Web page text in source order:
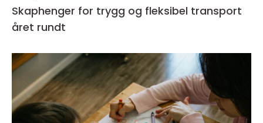
Skaphenger for trygg og fleksibel transport
året rundt